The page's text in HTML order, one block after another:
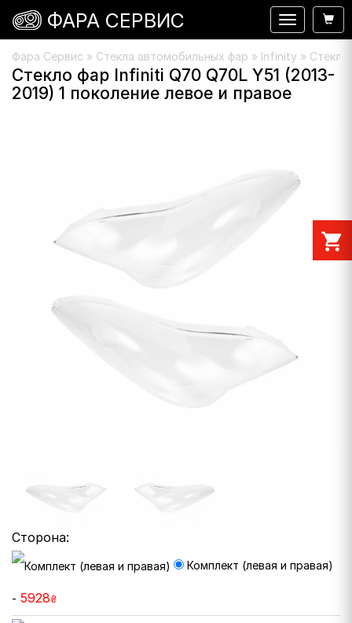
Фара Сервис » Стекла автомобильных фар » Infinity » Стекло
Стекло фар Infiniti Q70 Q70L Y51 (2013-
2019) 1 поколение левое и правое
Сторона:
Комплект (левая и правая)
- 5928₴
Навигация
ФАРА СЕРВИС
shopping_cart